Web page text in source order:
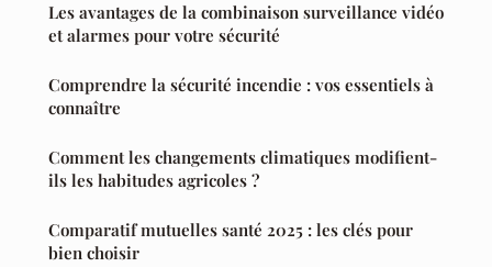
Les avantages de la combinaison surveillance vidéo
et alarmes pour votre sécurité
Comprendre la sécurité incendie : vos essentiels à
connaître
Comment les changements climatiques modifient-
ils les habitudes agricoles ?
Comparatif mutuelles santé 2025 : les clés pour
bien choisir